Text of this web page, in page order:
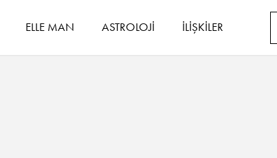
ELLE MAN ASTROLOJİ İLİŞKİLER